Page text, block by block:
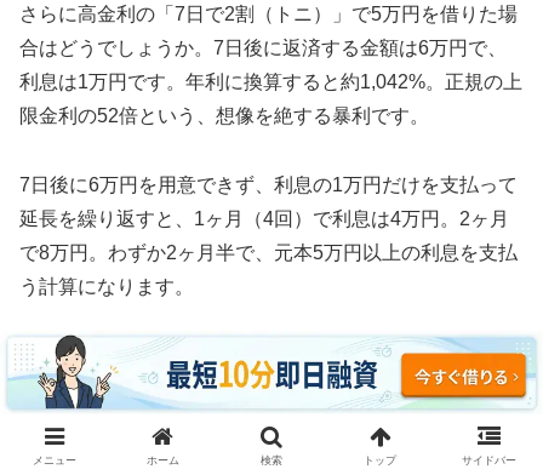
さらに高金利の「7日で2割（トニ）」で5万円を借りた場
合はどうでしょうか。7日後に返済する金額は6万円で、
利息は1万円です。年利に換算すると約1,042%。正規の上
限金利の52倍という、想像を絶する暴利です。
7日後に6万円を用意できず、利息の1万円だけを支払って
延長を繰り返すと、1ヶ月（4回）で利息は4万円。2ヶ月
で8万円。わずか2ヶ月半で、元本5万円以上の利息を支払
う計算になります。
3ヶ月続けた場合、利息の支払い総額は約12万円。元本5
万円の2.4倍の利息を取られ、それでも借金は減っていま
せん。これがソフト闇金の実態です。
メニュー ホーム 検索 トップ サイドバー